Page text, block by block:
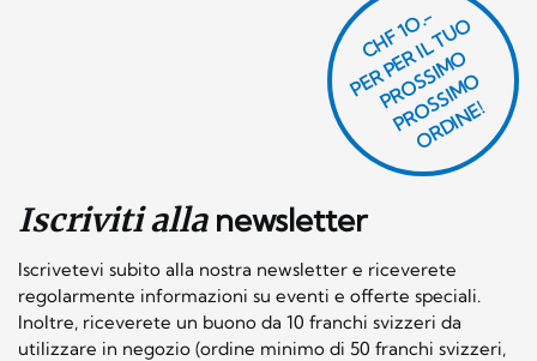
Iscriviti allanewsletter
Iscrivetevi subito alla nostra newsletter e riceverete
regolarmente informazioni su eventi e offerte speciali.
Inoltre, riceverete un buono da 10 franchi svizzeri da
utilizzare in negozio (ordine minimo di 50 franchi svizzeri,
CHF 1O.-
P
E
R
P
E
R I
L
T
U
O
P
R
O
S
SI
M
O
P
R
O
S
SI
M
O
O
R
DI
N
E!